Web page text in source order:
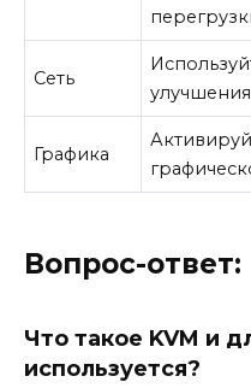
Сеть
Графика
Вопрос-ответ:
Что такое KVM и
используется?